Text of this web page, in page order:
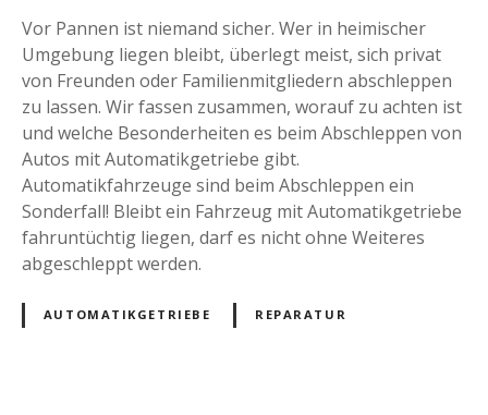
Vor Pannen ist niemand sicher. Wer in heimischer
Umgebung liegen bleibt, überlegt meist, sich privat
von Freunden oder Familienmitgliedern abschleppen
zu lassen. Wir fassen zusammen, worauf zu achten ist
und welche Besonderheiten es beim Abschleppen von
Autos mit Automatikgetriebe gibt.
Automatikfahrzeuge sind beim Abschleppen ein
Sonderfall! Bleibt ein Fahrzeug mit Automatikgetriebe
fahruntüchtig liegen, darf es nicht ohne Weiteres
abgeschleppt werden.
AUTOMATIKGETRIEBE REPARATUR